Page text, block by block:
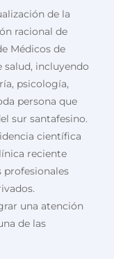
de la
racional de
Médicos de
salud, incluyendo
psicología,
persona que
sur santafesino.
científica
reciente
profesionales
una atención
de las